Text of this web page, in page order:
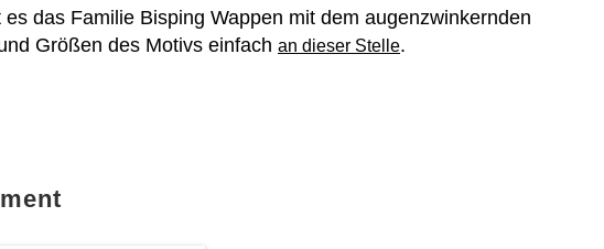
das Familie Bisping Wappen mit dem augenzwinkernden
Größen des Motivs einfach an dieser Stelle.